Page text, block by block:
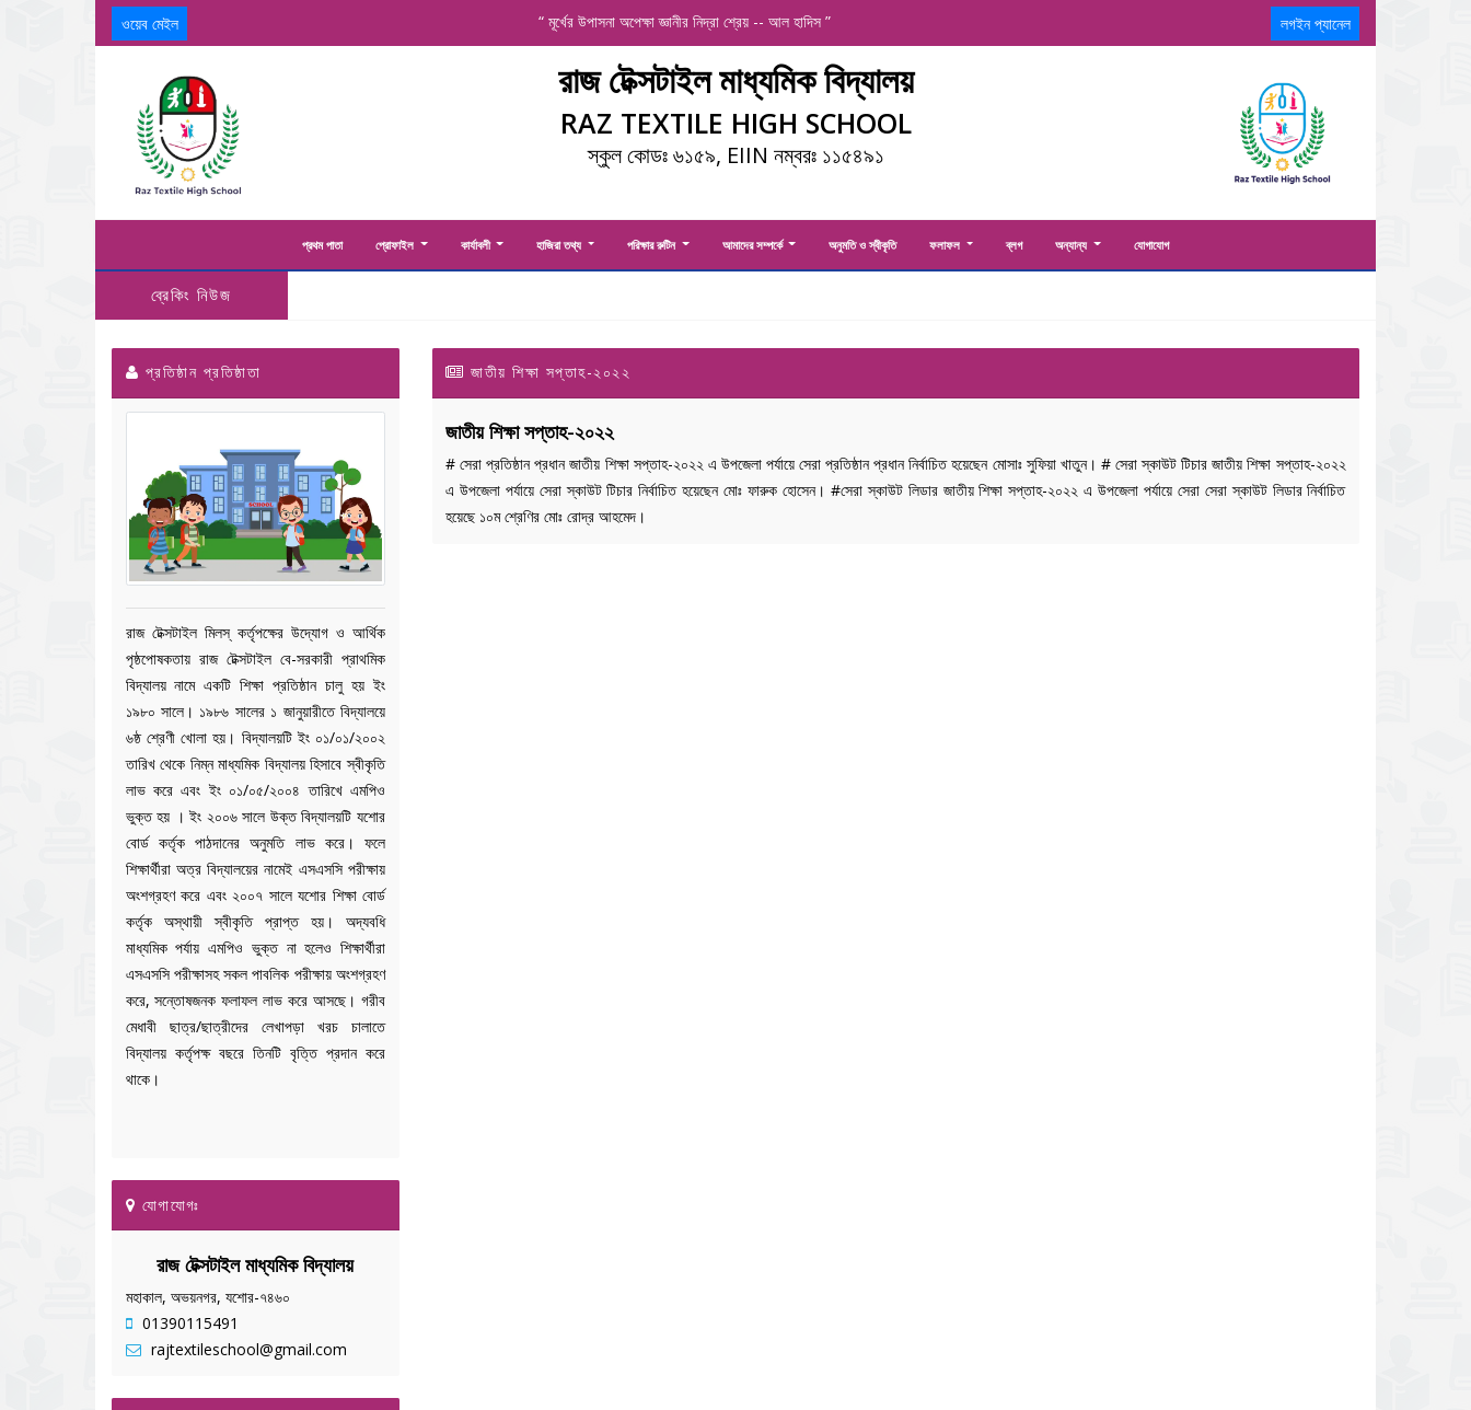
ওয়েব মেইল “ মূর্খের উপাসনা অপেক্ষা জ্ঞানীর নিদ্রা শ্রেয় -- আল হাদিস ” লগইন প্যানেল
রাজ টেক্সটাইল মাধ্যমিক বিদ্যালয়
RAZ TEXTILE HIGH SCHOOL
স্কুল কোডঃ ৬১৫৯, EIIN নম্বরঃ ১১৫৪৯১
প্রথম পাতা প্রোফাইল কার্যাবলী হাজিরা তথ্য পরিক্ষার রুটিন আমাদের সম্পর্কে অনুমতি ও স্বীকৃতি ফলাফল ব্লগ অন্যান্য যোগাযোগ
ব্রেকিং নিউজ
প্রতিষ্ঠান প্রতিষ্ঠাতা
রাজ টেক্সটাইল মিলস্ কর্তৃপক্ষের উদ্যোগ ও আর্থিক
পৃষ্ঠপোষকতায় রাজ টেক্সটাইল বে-সরকারী প্রাথমিক
বিদ্যালয় নামে একটি শিক্ষা প্রতিষ্ঠান চালু হয় ইং
১৯৮০ সালে। ১৯৮৬ সালের ১ জানুয়ারীতে বিদ্যালয়ে
৬ষ্ঠ শ্রেণী খোলা হয়। বিদ্যালয়টি ইং ০১/০১/২০০২
তারিখ থেকে নিম্ন মাধ্যমিক বিদ্যালয় হিসাবে স্বীকৃতি
লাভ করে এবং ইং ০১/০৫/২০০৪ তারিখে এমপিও
ভুক্ত হয় । ইং ২০০৬ সালে উক্ত বিদ্যালয়টি যশোর
বোর্ড কর্তৃক পাঠদানের অনুমতি লাভ করে। ফলে
শিক্ষার্থীরা অত্র বিদ্যালয়ের নামেই এসএসসি পরীক্ষায়
অংশগ্রহণ করে এবং ২০০৭ সালে যশোর শিক্ষা বোর্ড
কর্তৃক অস্থায়ী স্বীকৃতি প্রাপ্ত হয়। অদ্যবধি
মাধ্যমিক পর্যায় এমপিও ভুক্ত না হলেও শিক্ষার্থীরা
এসএসসি পরীক্ষাসহ সকল পাবলিক পরীক্ষায় অংশগ্রহণ
করে, সন্তোষজনক ফলাফল লাভ করে আসছে। গরীব
মেধাবী ছাত্র/ছাত্রীদের লেখাপড়া খরচ চালাতে
বিদ্যালয় কর্তৃপক্ষ বছরে তিনটি বৃত্তি প্রদান করে
থাকে।
যোগাযোগঃ
রাজ টেক্সটাইল মাধ্যমিক বিদ্যালয়
মহাকাল, অভয়নগর, যশোর-৭৪৬০
01390115491
rajtextileschool@gmail.com
জাতীয় শিক্ষা সপ্তাহ-২০২২
জাতীয় শিক্ষা সপ্তাহ-২০২২
# সেরা প্রতিষ্ঠান প্রধান জাতীয় শিক্ষা সপ্তাহ-২০২২ এ উপজেলা পর্যায়ে সেরা প্রতিষ্ঠান প্রধান নির্বাচিত হয়েছেন মোসাঃ সুফিয়া খাতুন। # সেরা স্কাউট টিচার জাতীয় শিক্ষা সপ্তাহ-২০২২
এ উপজেলা পর্যায়ে সেরা স্কাউট টিচার নির্বাচিত হয়েছেন মোঃ ফারুক হোসেন। #সেরা স্কাউট লিডার জাতীয় শিক্ষা সপ্তাহ-২০২২ এ উপজেলা পর্যায়ে সেরা সেরা স্কাউট লিডার নির্বাচিত
হয়েছে ১০ম শ্রেণির মোঃ রোদ্র আহমেদ।